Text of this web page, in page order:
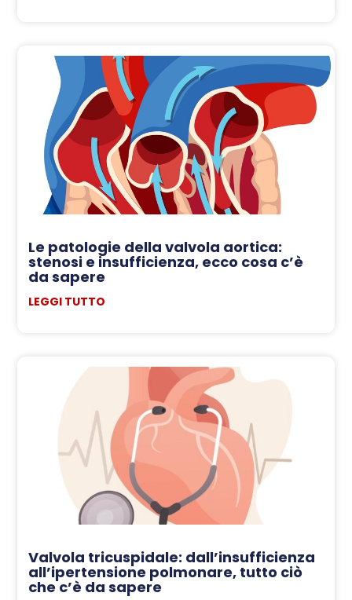
Le patologie della valvola aortica:
stenosi e insufficienza, ecco cosa c’è
da sapere
LEGGI TUTTO
Valvola tricuspidale: dall’insufficienza
all’ipertensione polmonare, tutto ciò
che c’è da sapere